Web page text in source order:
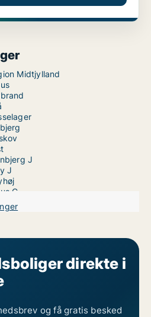
Midtjylland
J
J
C
V
direkte i
og få gratis besked